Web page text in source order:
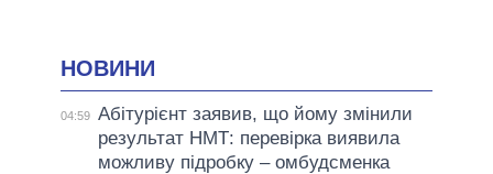
НОВИНИ
04:59 Абітурієнт заявив, що йому змінили
результат НМТ: перевірка виявила
можливу підробку – омбудсменка